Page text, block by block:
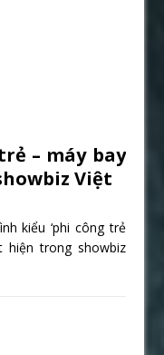
– máy bay
Việt
kiểu ‘phi công trẻ
hiện trong showbiz